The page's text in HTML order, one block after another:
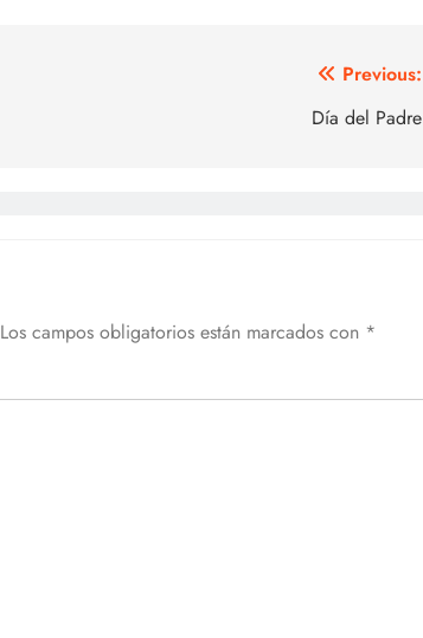
Previous:
Día del Padre
Los campos obligatorios están marcados con *